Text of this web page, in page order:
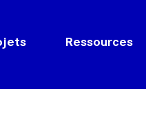
Ressources